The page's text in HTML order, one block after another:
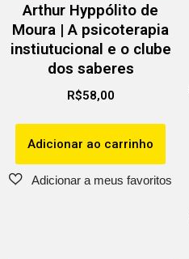
Arthur Hyppólito de
Moura | A psicoterapia
instiutucional e o clube
dos saberes
R$58,00
Adicionar ao carrinho